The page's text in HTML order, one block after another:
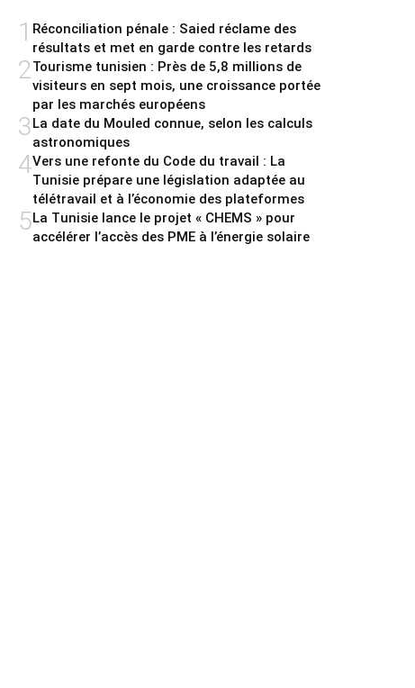
1 Réconciliation pénale : Saied réclame des
résultats et met en garde contre les retards
2Tourisme tunisien : Près de 5,8 millions de
visiteurs en sept mois, une croissance portée
par les marchés européens
3La date du Mouled connue, selon les calculs
astronomiques
4Vers une refonte du Code du travail : La
Tunisie prépare une législation adaptée au
télétravail et à l’économie des plateformes
5La Tunisie lance le projet « CHEMS » pour
accélérer l’accès des PME à l’énergie solaire